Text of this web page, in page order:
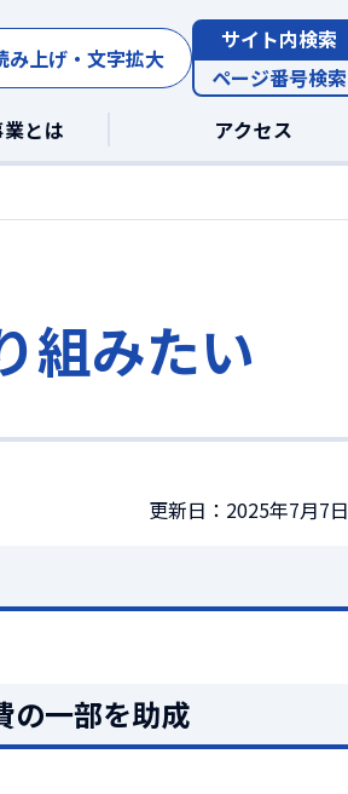
み上げ・文字拡大
サイト内検索
ページ番号検索
とは アクセス
組みたい
更新日：2025年7月7日
の一部を助成